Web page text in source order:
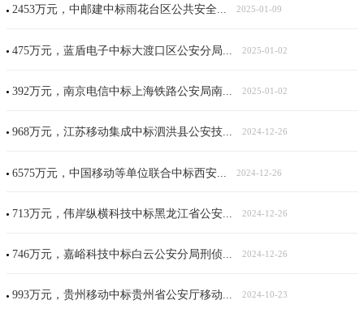
2453万元，中邮建中标雨花台区公共安全... 2025-01-09
475万元，蓝盾电子中标大渡口区公安分局... 2025-01-02
392万元，南京电信中标上海铁路公安局南... 2025-01-02
968万元，江苏移动集成中标泗洪县公安技... 2024-12-26
6575万元，中国移动等单位联合中标西安... 2024-12-26
713万元，伟岸纵横科技中标黑龙江省公安... 2024-12-26
746万元，嘉峪科技中标白云公安分局刑侦... 2024-12-26
993万元，贵州移动中标贵州省公安厅移动... 2024-10-23